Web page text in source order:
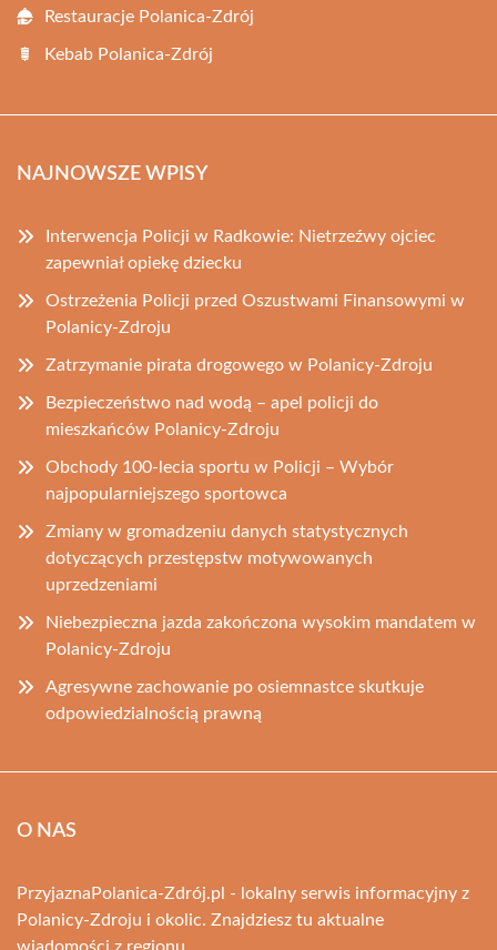
Restauracje Polanica-Zdrój
Kebab Polanica-Zdrój
NAJNOWSZE WPISY
Interwencja Policji w Radkowie: Nietrzeźwy ojciec
zapewniał opiekę dziecku
Ostrzeżenia Policji przed Oszustwami Finansowymi w
Polanicy-Zdroju
Zatrzymanie pirata drogowego w Polanicy-Zdroju
Bezpieczeństwo nad wodą – apel policji do
mieszkańców Polanicy-Zdroju
Obchody 100-lecia sportu w Policji – Wybór
najpopularniejszego sportowca
Zmiany w gromadzeniu danych statystycznych
dotyczących przestępstw motywowanych
uprzedzeniami
Niebezpieczna jazda zakończona wysokim mandatem w
Polanicy-Zdroju
Agresywne zachowanie po osiemnastce skutkuje
odpowiedzialnością prawną
O NAS
PrzyjaznaPolanica-Zdrój.pl - lokalny serwis informacyjny z
Polanicy-Zdroju i okolic. Znajdziesz tu aktualne